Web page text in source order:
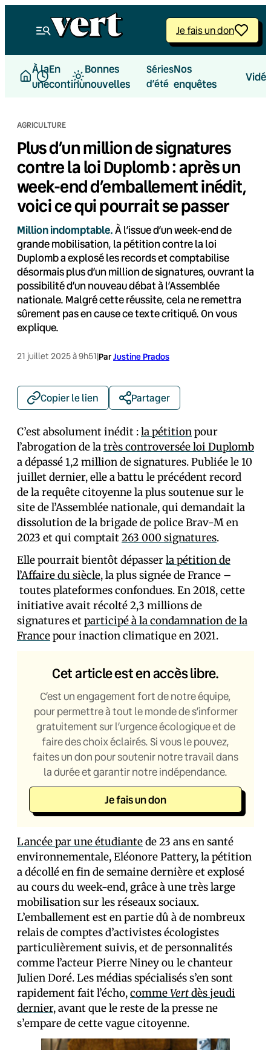
Je fais un don
À la
une
En
continu
Bonnes
nouvelles
Séries
d’été
Nos
enquêtes
AGRICULTURE
Plus d’un million de signatures
contre la loi Duplomb : après un
week-end d’emballement inédit,
voici ce qui pourrait se passer
Million indomptable.À l’issue d’un week-end de
grande mobilisation, la pétition contre la loi
Duplomb a explosé les records et comptabilise
désormais plus d’un million de signatures, ouvrant la
possibilité d’un nouveau débat à l’Assemblée
nationale. Malgré cette réussite, cela ne remettra
sûrement pas en cause ce texte critiqué. On vous
explique.
21 juillet 2025 à 9h51|ParJustine Prados
Copier le lien Partager
C’est absolument inédit :la pétitionpour
l’abrogation de latrès controversée loi Duplomb
a dépassé 1,2 million de signatures. Publiée le 10
juillet dernier, elle a battu le précédent record
de la requête citoyenne la plus soutenue sur le
site de l’Assemblée nationale, qui demandait la
dissolution de la brigade de police Brav-M en
2023 et qui comptait263 000 signatures.
Elle pourrait bientôt dépasserla pétition de
l’Affaire du siècle, la plus signée de France –
toutes plateformes confondues. En 2018, cette
initiative avait récolté 2,3 millions de
signatures etparticipé à la condamnation de la
Francepour inaction climatique en 2021.
Cet article est en accès libre.
C’est un engagement fort de notre équipe,
pour permettre à tout le monde de s’informer
gratuitement sur l’urgence écologique et de
faire des choix éclairés. Si vous le pouvez,
faites un don pour soutenir notre travail dans
la durée et garantir notre indépendance.
Je fais un don
Lancée par une étudiantede 23 ans en santé
environnementale, Eléonore Pattery, la pétition
a décollé en fin de semaine dernière et explosé
au cours du week-end, grâce à une très large
mobilisation sur les réseaux sociaux.
L’emballement est en partie dû à de nombreux
relais de comptes d’activistes écologistes
particulièrement suivis, et de personnalités
comme l’acteur Pierre Niney ou le chanteur
Julien Doré. Les médias spécialisés s’en sont
rapidement fait l’écho,commeVertdès jeudi
dernier, avant que le reste de la presse ne
s’empare de cette vague citoyenne.